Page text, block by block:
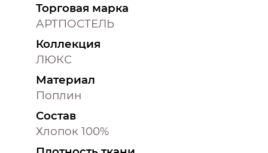
Торговая марка
АРТПОСТЕЛЬ
Коллекция
ЛЮКС
Материал
Поплин
Состав
Хлопок 100%